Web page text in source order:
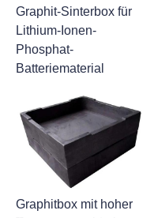
Graphit-Sinterbox für
Lithium-Ionen-
Phosphat-
Batteriematerial
Graphitbox mit hoher